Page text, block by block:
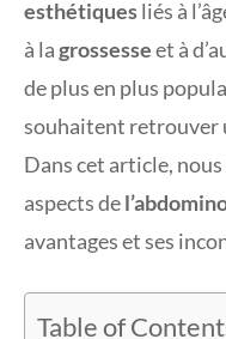
esthétiquesliés à
à lagrossesseet à
de plus en plus
souhaitent retrouver
Dans cet article,
aspects de
avantages et ses
Table of